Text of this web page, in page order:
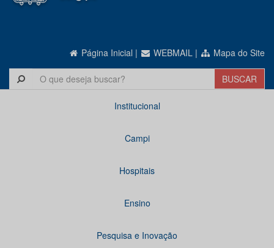
Página Inicial | WEBMAIL | Mapa do Site
Institucional
Campi
Hospitais
Ensino
Pesquisa e Inovação